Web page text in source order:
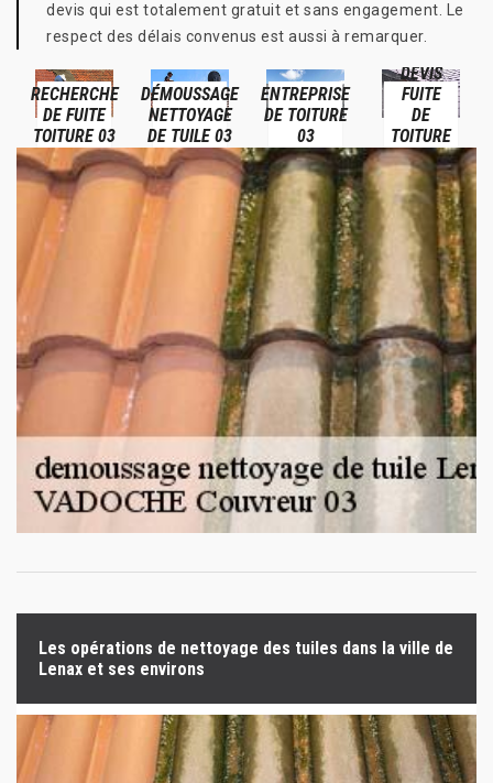
devis qui est totalement gratuit et sans engagement. Le
respect des délais convenus est aussi à remarquer.
RECHERCHE
DE FUITE
TOITURE 03
DÉMOUSSAGE
NETTOYAGE
DE TUILE 03
ENTREPRISE
DE TOITURE
03
DEVIS
FUITE
DE
TOITURE
03
Les opérations de nettoyage des tuiles dans la ville de
Lenax et ses environs